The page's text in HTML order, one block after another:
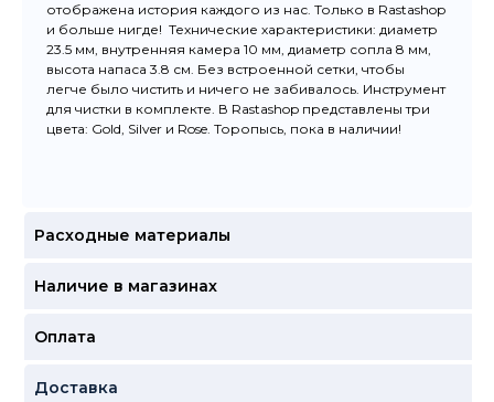
отображена история каждого из нас. Только в Rastashop
и больше нигде! Технические характеристики: диаметр
23.5 мм, внутренняя камера 10 мм, диаметр сопла 8 мм,
высота напаса 3.8 см. Без встроенной сетки, чтобы
легче было чистить и ничего не забивалось. Инструмент
для чистки в комплекте. В Rastashop представлены три
цвета: Gold, Silver и Rose. Торопысь, пока в наличии!
Расходные материалы
Наличие в магазинах
Оплата
Доставка